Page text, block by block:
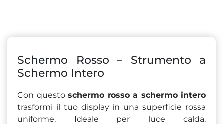
Schermo Rosso – Strumento a
Schermo Intero
Con questo schermo rosso a schermo intero
trasformi il tuo display in una superficie rossa
uniforme. Ideale per luce calda,